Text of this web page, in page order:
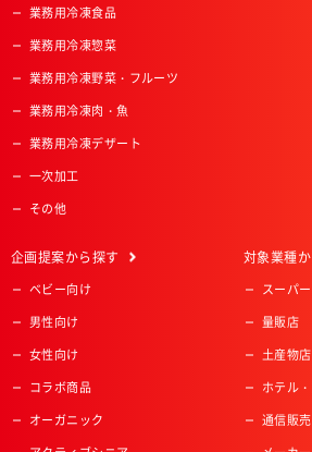
業務用冷凍食品
業務用冷凍惣菜
業務用冷凍野菜・フルーツ
業務用冷凍肉・魚
業務用冷凍デザート
一次加工
その他
企画提案から探す
ベビー向け
男性向け
女性向け
コラボ商品
オーガニック
対象業種
スーパー
量販店
土産物店
ホテル
通信販売